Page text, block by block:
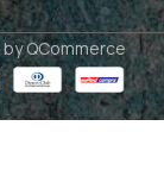
by QCommerce